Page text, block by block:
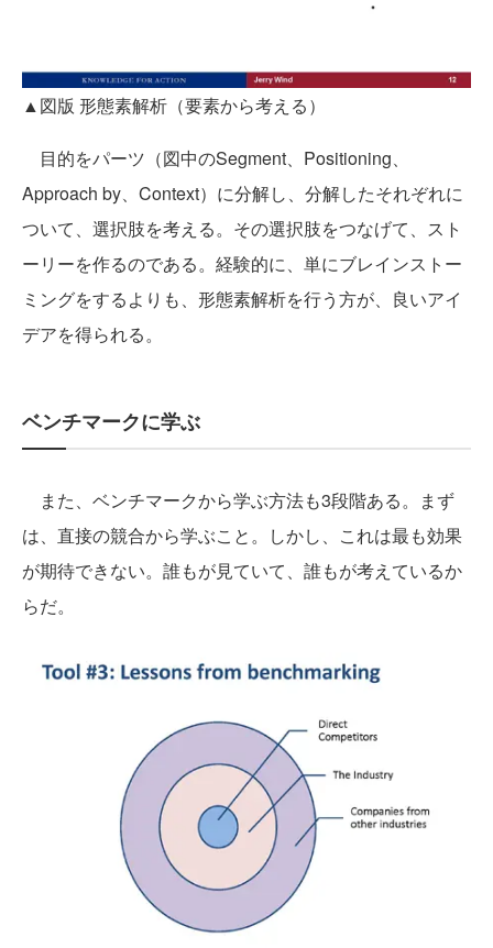
▲図版 形態素解析（要素から考える）
目的をパーツ（図中のSegment、Positioning、
Approach by、Context）に分解し、分解したそれぞれに
ついて、選択肢を考える。その選択肢をつなげて、スト
ーリーを作るのである。経験的に、単にブレインストー
ミングをするよりも、形態素解析を行う方が、良いアイ
デアを得られる。
ベンチマークに学ぶ
また、ベンチマークから学ぶ方法も3段階ある。まず
は、直接の競合から学ぶこと。しかし、これは最も効果
が期待できない。誰もが見ていて、誰もが考えているか
らだ。